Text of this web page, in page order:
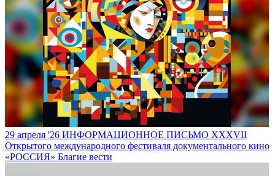
29 апреля '26 ИНФОРМАЦИОННОЕ ПИСЬМО XXXVII
Открытого международного фестиваля документального кино
«РОССИЯ» Благие вести